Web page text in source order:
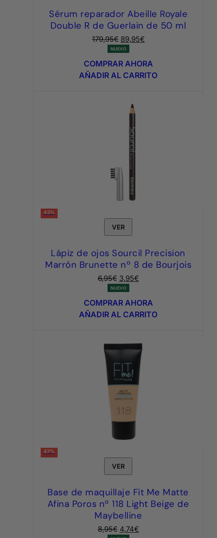
Sérum reparador Abeille Royale
Double R de Guerlain de 50 ml
179,95€ El
precio
original
era:
179,95€.
89,95€El
actual
es:
89,95€.
NUEVO
COMPRAR AHORA
AÑADIR AL CARRITO
43%
VER
Lápiz de ojos Sourcil Precision
Marrón Brunette nº 8 de Bourjois
6,95€ El
precio
original
era:
6,95€.
3,95€El
actual
es:
3,95€.
NUEVO
COMPRAR AHORA
AÑADIR AL CARRITO
47%
VER
Base de maquillaje Fit Me Matte
Afina Poros nº 118 Light Beige de
Maybelline
8,95€ El
4,74€El